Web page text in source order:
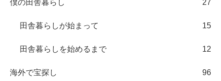
僕の田舎暮らし 27
田舎暮らしが始まって 15
田舎暮らしを始めるまで 12
海外で宝探し 96